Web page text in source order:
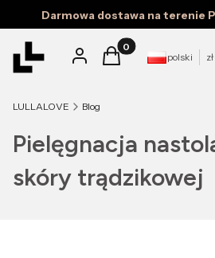
Darmowa dostawa na terenie
Zaloguj sięProdukty w
Koszyk polski zł
LULLALOVE Blog
Pielęgnacja
skóry trądzikowej